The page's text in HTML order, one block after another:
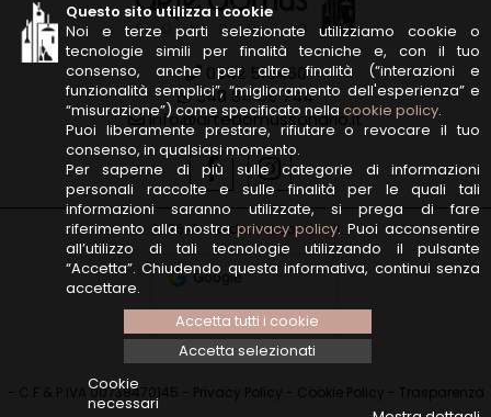
0342 513460
348 84 59 744
info@artedomussondrio.it
2026 © artedomussondrio.it
- C.F & P.IVA 00738470145 - Privacy Policy - Cookie Policy - Trasparenza
Questo sito utilizza i cookie
Noi e terze parti selezionate utilizziamo cookie o
tecnologie simili per finalità tecniche e, con il tuo
consenso, anche per altre finalità (“interazioni e
funzionalità semplici”, “miglioramento dell'esperienza” e
“misurazione”) come specificato nella cookie policy.
Puoi liberamente prestare, rifiutare o revocare il tuo
consenso, in qualsiasi momento.
Per saperne di più sulle categorie di informazioni
personali raccolte e sulle finalità per le quali tali
informazioni saranno utilizzate, si prega di fare
riferimento alla nostraprivacy policy. Puoi acconsentire
all’utilizzo di tali tecnologie utilizzando il pulsante
“Accetta”. Chiudendo questa informativa, continui senza
accettare.
Accetta tutti i cookie
Accetta selezionati
Cookie
necessari